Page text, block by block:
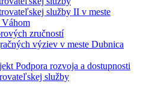
služby II v meste
Váhom
zručností
výziev v meste Dubnica
Podpora rozvoja a dostupnosti
služby